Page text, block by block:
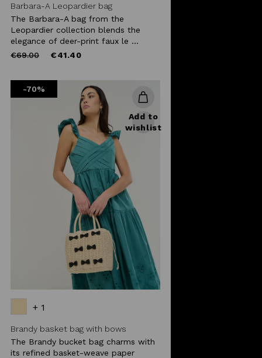
Barbara-A Leopardier bag
The Barbara-A bag from the
Leopardier collection blends the
elegance of deer-print faux le ...
Price
€69.00to €41.40
-70%
Add to
wishlist
+ 1
Brandy basket bag with bows
The Brandy bucket bag charms with
its refined basket-weave paper